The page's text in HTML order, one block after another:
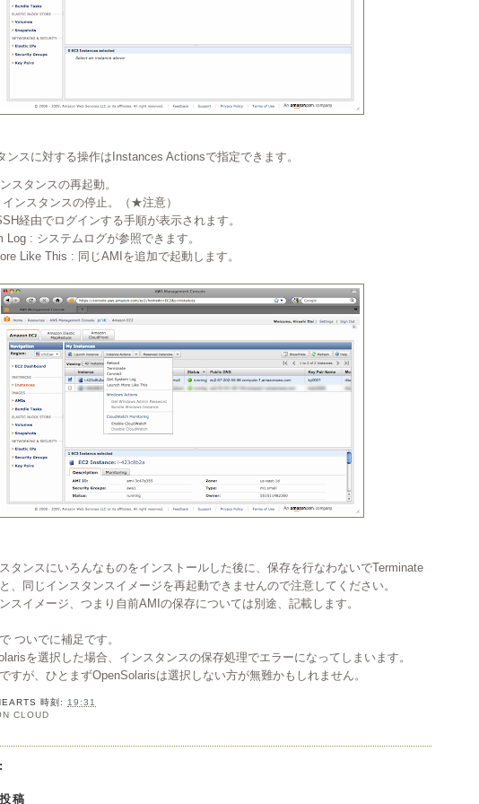
ンスに対する操作はInstances Actionsで指定できます。
スタンスの再起動。
インスタンスの停止。（★注意）
経由でログインする手順が表示されます。
Log : システムログが参照できます。
Like This : 同じAMIを追加で起動します。
タンスにいろんなものをインストールした後に、保存を行なわないでTerminate
、同じインスタンスイメージを再起動できませんので注意してください。
スイメージ、つまり自前AMIの保存については別途、記載します。
ついでに補足です。
を選択した場合、インスタンスの保存処理でエラーになってしまいます。
すが、ひとまずOpenSolarisは選択しない方が無難かもしれません。
時刻: 19:31
CLOUD
稿